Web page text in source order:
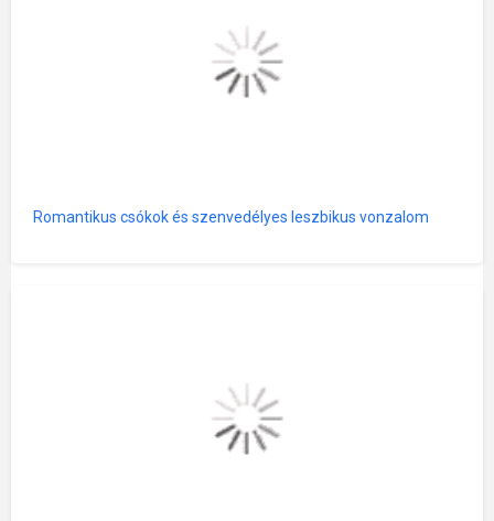
Romantikus csókok és szenvedélyes leszbikus vonzalom